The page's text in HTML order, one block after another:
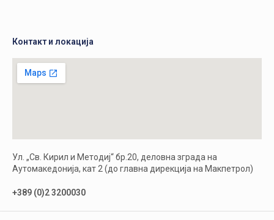
Контакт и локација
Ул. „Св. Кирил и Методиј“ бр.20, деловна зграда на
Аутомакедонија, кат 2 (до главна дирекција на Макпетрол)
+389 (0)2 3200030